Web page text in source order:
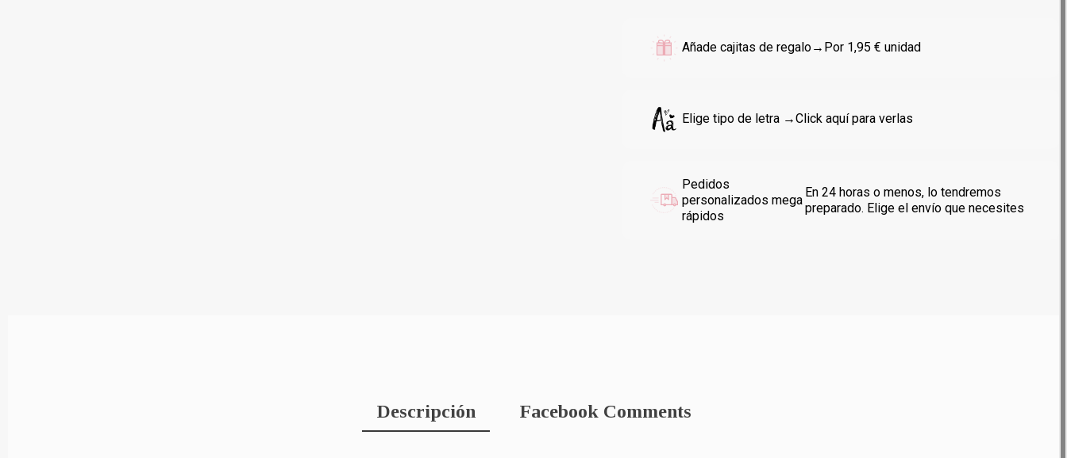
Añade cajitas de regalo→Por 1,95 € unidad
Elige tipo de letra →Click aquí para verlas
Pedidos
personalizados mega
rápidos
En 24 horas o menos, lo tendremos
preparado. Elige el envío que necesites
Descripción Facebook Comments